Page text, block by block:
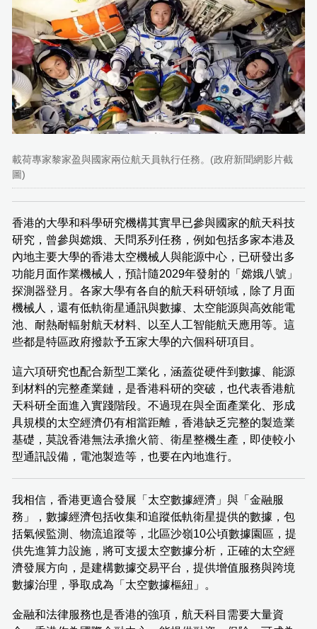
載荷專家黎家盈與國家兩位航天員執行任務。(政府新聞網影片截
圖)
香港的大學和科學研究機構其實早已參與國家的航天科技
研究，曾參與嫦娥、天問系列任務，例如包括多家本港及
內地主要大學的香港太空機械人與能源中心，已研發出多
功能月面作業機械人，預計隨2029年發射的「嫦娥八號」
探測器登月。各家大學有各自的航天科研領域，除了月面
機械人，還有低軌衛星通訊與數據、太空能源與高效能電
池、耐熱耐輻射航天材料、以至人工智能航天應用等。這
些都是特區政府撥款予五家大學的六個科研項目。
這六項研究也配合新型工業化，涵蓋從硬件到數據、能源
到材料的完整產業鏈，是香港科研的突破，也代表香港航
天科研全面進入實踐階段。不過現在與全面產業化、形成
具規模的太空經濟仍有相當距離，香港缺乏完整的製造業
基礎，莫說香港無法承擔火箭、衛星整機生產，即使較小
型通訊設備，電池製造等，也要在內地進行。
我相信，香港更適合發展「太空數據經濟」與「金融服
務」，數據經濟包括收集和追蹤低軌衛星提供的數據，包
括氣候監測、物流追蹤等，北區沙嶺10公頃數據園區，提
供先進算力設施，將可支援太空數據分析，正確的太空經
濟發展方向，是建構數據交易平台，提供增值服務與跨境
數據治理，爭取成為「太空數據樞紐」。
金融和法律服務也是香港的強項，航天科目需要大量資